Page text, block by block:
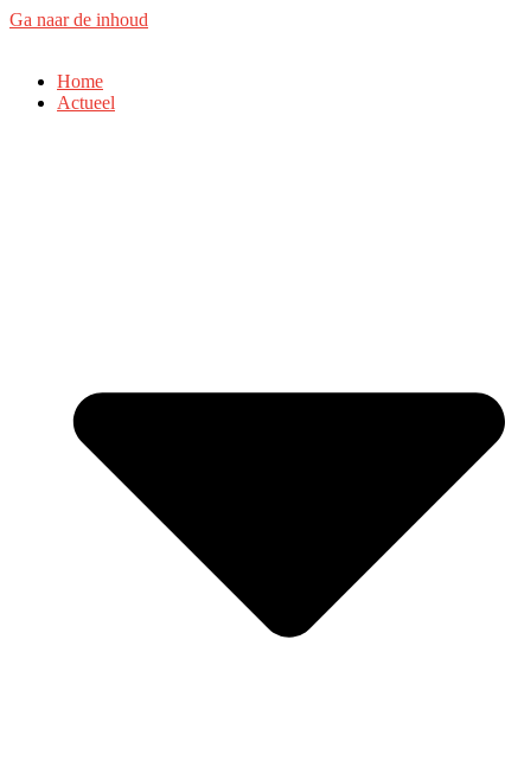
Ga naar de inhoud
Home
Actueel